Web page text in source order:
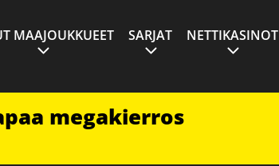
MAAJOUKKUEET SARJAT NETTIKASINOT
megakierros